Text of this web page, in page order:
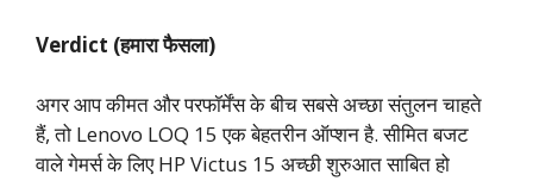
Verdict (हमारा फैसला)
अगर आप कीमत और परफॉर्मेंस के बीच सबसे अच्छा संतुलन चाहते
हैं, तो Lenovo LOQ 15 एक बेहतरीन ऑप्शन है. सीमित बजट
वाले गेमर्स के लिए HP Victus 15 अच्छी शुरुआत साबित हो